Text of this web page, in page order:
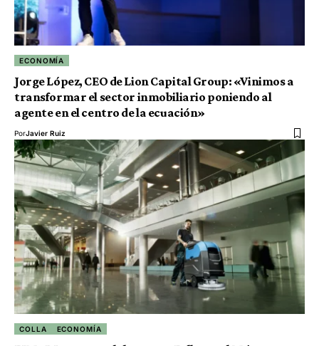
ECONOMÍA
Jorge López, CEO de Lion Capital Group: «Vinimos a
transformar el sector inmobiliario poniendo al
agente en el centro de la ecuación»
PorJavier Ruiz
COLLA ECONOMÍA